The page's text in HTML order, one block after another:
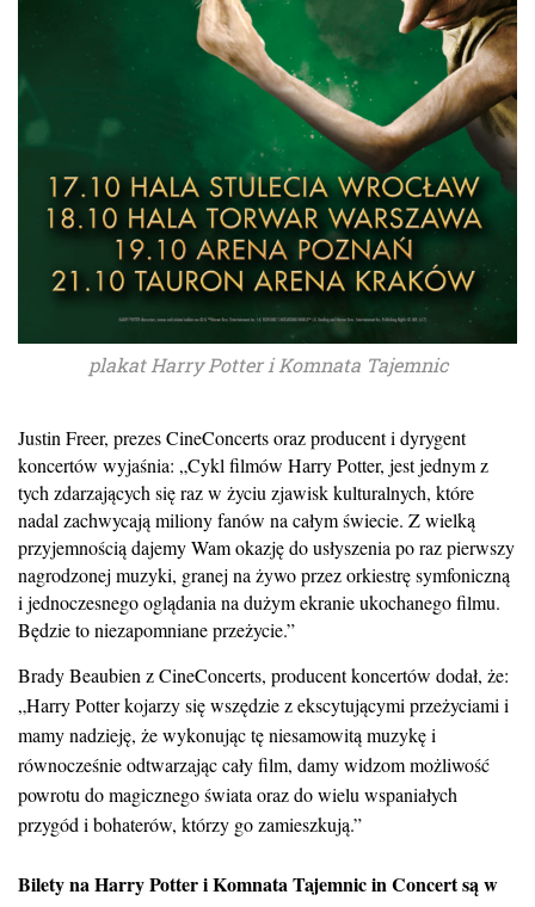
plakat Harry Potter i Komnata Tajemnic
Justin Freer, prezes CineConcerts oraz producent i dyrygent
koncertów wyjaśnia: „Cykl filmów Harry Potter, jest jednym z
tych zdarzających się raz w życiu zjawisk kulturalnych, które
nadal zachwycają miliony fanów na całym świecie. Z wielką
przyjemnością dajemy Wam okazję do usłyszenia po raz pierwszy
nagrodzonej muzyki, granej na żywo przez orkiestrę symfoniczną
i jednoczesnego oglądania na dużym ekranie ukochanego filmu.
Będzie to niezapomniane przeżycie.”
Brady Beaubien z CineConcerts, producent koncertów dodał, że:
„Harry Potter kojarzy się wszędzie z ekscytującymi przeżyciami i
mamy nadzieję, że wykonując tę niesamowitą muzykę i
równocześnie odtwarzając cały film, damy widzom możliwość
powrotu do magicznego świata oraz do wielu wspaniałych
przygód i bohaterów, którzy go zamieszkują.”
Bilety na Harry Potter i Komnata Tajemnic in Concert są w